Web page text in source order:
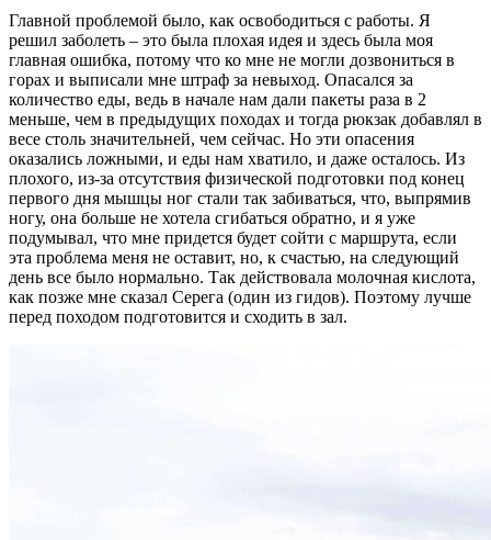
Главной проблемой было, как освободиться с работы. Я
решил заболеть – это была плохая идея и здесь была моя
главная ошибка, потому что ко мне не могли дозвониться в
горах и выписали мне штраф за невыход. Опасался за
количество еды, ведь в начале нам дали пакеты раза в 2
меньше, чем в предыдущих походах и тогда рюкзак добавлял в
весе столь значительней, чем сейчас. Но эти опасения
оказались ложными, и еды нам хватило, и даже осталось. Из
плохого, из-за отсутствия физической подготовки под конец
первого дня мышцы ног стали так забиваться, что, выпрямив
ногу, она больше не хотела сгибаться обратно, и я уже
подумывал, что мне придется будет сойти с маршрута, если
эта проблема меня не оставит, но, к счастью, на следующий
день все было нормально. Так действовала молочная кислота,
как позже мне сказал Серега (один из гидов). Поэтому лучше
перед походом подготовится и сходить в зал.